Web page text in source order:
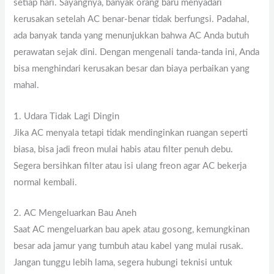
setiap hari. Sayangnya, banyak orang baru menyadari
kerusakan setelah AC benar-benar tidak berfungsi. Padahal,
ada banyak tanda yang menunjukkan bahwa AC Anda butuh
perawatan sejak dini. Dengan mengenali tanda-tanda ini, Anda
bisa menghindari kerusakan besar dan biaya perbaikan yang
mahal.
1. Udara Tidak Lagi Dingin
Jika AC menyala tetapi tidak mendinginkan ruangan seperti
biasa, bisa jadi freon mulai habis atau filter penuh debu.
Segera bersihkan filter atau isi ulang freon agar AC bekerja
normal kembali.
2. AC Mengeluarkan Bau Aneh
Saat AC mengeluarkan bau apek atau gosong, kemungkinan
besar ada jamur yang tumbuh atau kabel yang mulai rusak.
Jangan tunggu lebih lama, segera hubungi teknisi untuk